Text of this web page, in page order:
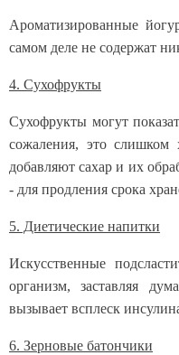
Ароматизированные
самом деле не содержат
4. Сухофрукты
Сухофрукты могут
сожаления, это
добавляют сахар и их
- для продления срока
5. Диетические напитки
Искусственные
организм, заставляя
вызывает всплеск
6. Зерновые батончики